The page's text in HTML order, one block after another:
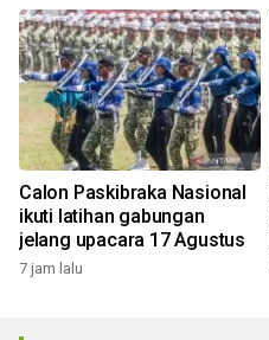
Calon Paskibraka Nasional
ikuti latihan gabungan
jelang upacara 17 Agustus
7 jam lalu